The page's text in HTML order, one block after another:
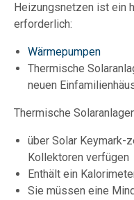
Heizungsnetzen ist ein
erforderlich:
Wärmepumpen
Thermische
neuen
Thermische
über Solar Keymark-
Kollektoren verfügen
Enthält ein
Sie müssen eine